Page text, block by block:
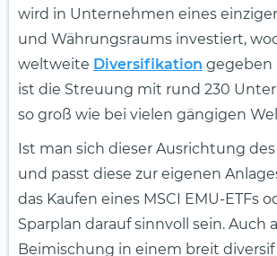
wird in Unternehmen eines
und Währungsraums investiert,
weltweite Diversifikation gegeben
ist die Streuung mit rund 230
so groß wie bei vielen gängigen
Ist man sich dieser Ausrichtung
und passt diese zur eigenen
das Kaufen eines MSCI EMU-ETFs
Sparplan darauf sinnvoll sein. Auch
Beimischung in einem breit